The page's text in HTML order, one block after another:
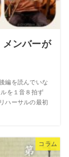
ンバーが
編を読んでいな
を１音８拍ず
ハーサルの最初
コラム